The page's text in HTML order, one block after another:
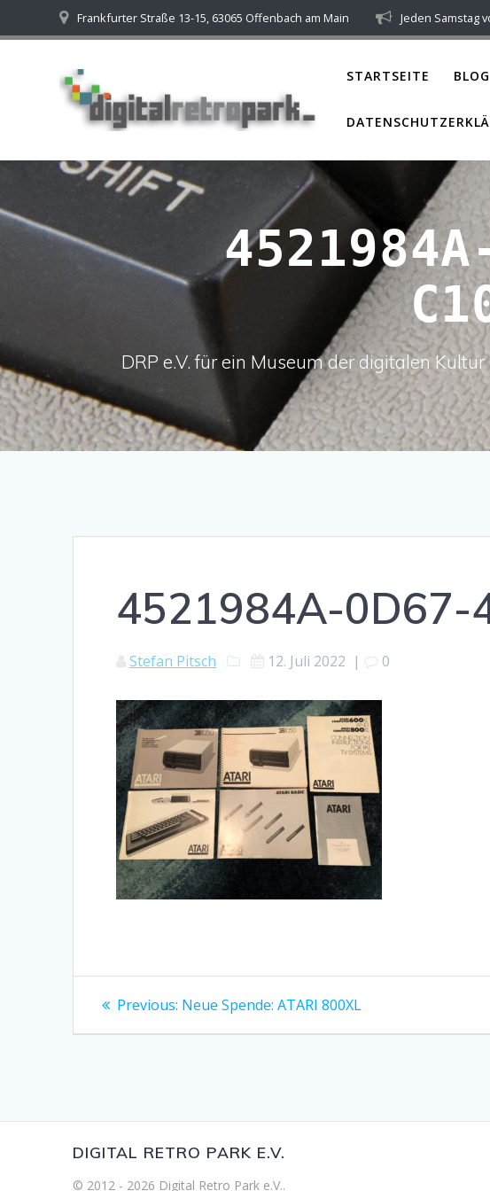
to
Frankfurter Straße 13-15, 63065 Offenbach am Main Jeden Samstag
STARTSEITE BLOG
DRP e.V. für ein Museum der digitalen
4521984A-0D67-
Stefan Pitsch 12. Juli 2022 | 0
Beitragsnavigation
Previous: Previous
Neue Spende: ATARI 800XL
DIGITAL RETRO PARK E.V.
© 2012 - 2026 Digital Retro Park e.V..